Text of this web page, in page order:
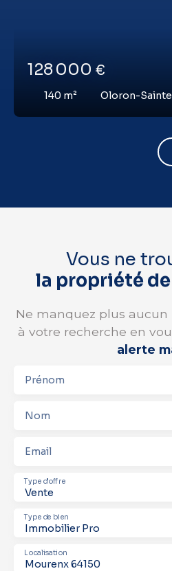
128 000 €
140 m² Oloron-
Vous ne
la propriété de
Ne manquez plus
à votre recherche en
alerte
Prénom
Nom
Email
Vente
Type d'offre
Immobilier Pro
Type de bien
Mourenx 64150
Localisation